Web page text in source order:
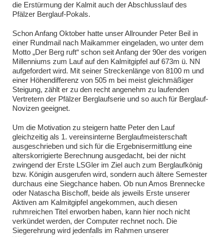
die Erstürmung der Kalmit auch der Abschlusslauf des
Pfälzer Berglauf-Pokals.
Schon Anfang Oktober hatte unser Allrounder Peter Beil in
einer Rundmail nach Maikammer eingeladen, wo unter dem
Motto „Der Berg ruft“ schon seit Anfang der 90er des vorigen
Millenniums zum Lauf auf den Kalmitgipfel auf 673m ü. NN
aufgefordert wird. Mit seiner Streckenlänge von 8100 m und
einer Höhendifferenz von 505 m bei meist gleichmäßiger
Steigung, zählt er zu den recht angenehm zu laufenden
Vertretern der Pfälzer Berglaufserie und so auch für Berglauf-
Novizen geeignet.
Um die Motivation zu steigern hatte Peter den Lauf
gleichzeitig als 1. vereinsinterne Berglaufmeisterschaft
ausgeschrieben und sich für die Ergebnisermittlung eine
alterskorrigierte Berechnung ausgedacht, bei der nicht
zwingend der Erste LSGler im Ziel auch zum Berglaufkönig
bzw. Königin ausgerufen wird, sondern auch ältere Semester
durchaus eine Siegchance haben. Ob nun Amos Brennecke
oder Natascha Bischoff, beide als jeweils Erste unserer
Aktiven am Kalmitgipfel angekommen, auch diesen
ruhmreichen Titel erworben haben, kann hier noch nicht
verkündet werden, der Computer rechnet noch. Die
Siegerehrung wird jedenfalls im Rahmen unserer